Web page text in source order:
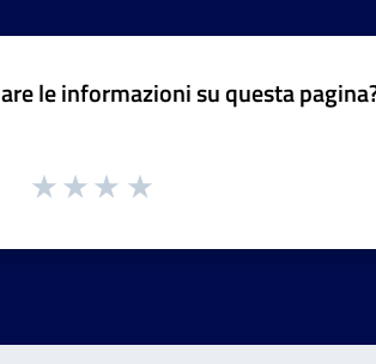
le informazioni su questa